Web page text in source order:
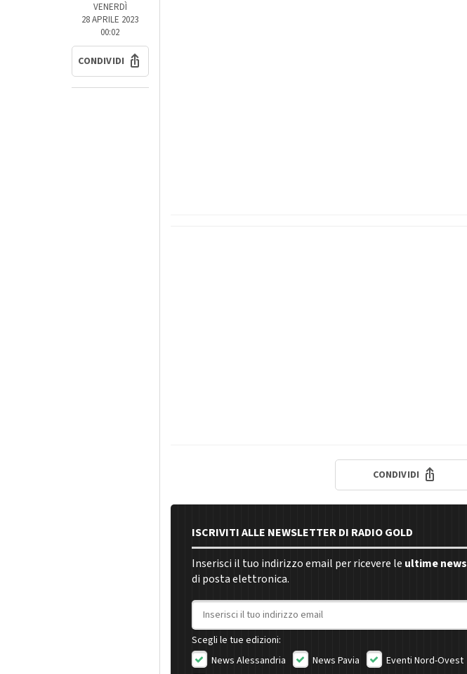
VENERDÌ
28 APRILE 2023
00:02
CONDIVIDI
CONDIVIDI
ISCRIVITI ALLE NEWSLETTER DI RADIO GOLD
Inserisci il tuo indirizzo email per ricevere le ultime news
di posta elettronica.
Indirizzo email
Scegli le tue edizioni:
News Alessandria
News Pavia
Eventi Nord-Ovest